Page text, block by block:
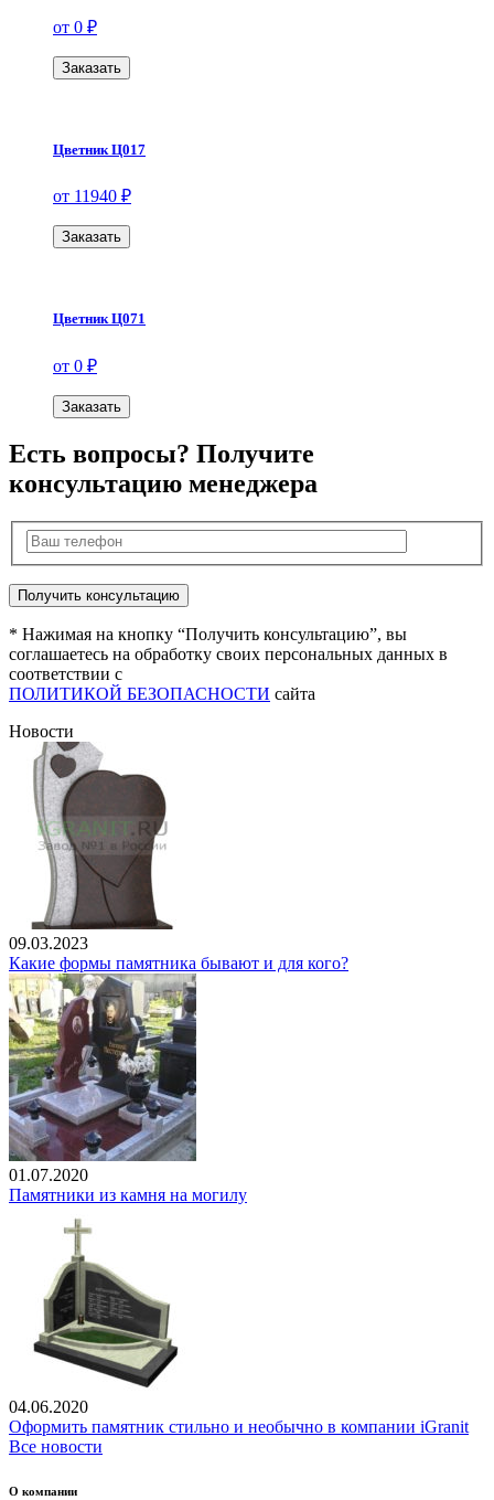
от 0 ₽
Заказать
Цветник Ц017
от 11940 ₽
Заказать
Цветник Ц071
от 0 ₽
Заказать
Есть вопросы? Получите
консультацию менеджера
* Нажимая на кнопку “Получить консультацию”, вы
соглашаетесь на обработку своих персональных данных в
соответствии с
ПОЛИТИКОЙ БЕЗОПАСНОСТИ сайта
Новости
09.03.2023
Какие формы памятника бывают и для кого?
01.07.2020
Памятники из камня на могилу
04.06.2020
Оформить памятник стильно и необычно в компании iGranit
Все новости
О компании